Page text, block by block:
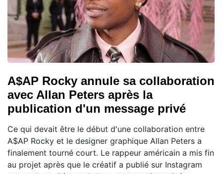
A$AP Rocky annule sa collaboration
avec Allan Peters après la
publication d'un message privé
Ce qui devait être le début d'une collaboration entre
A$AP Rocky et le designer graphique Allan Peters a
finalement tourné court. Le rappeur américain a mis fin
au projet après que le créatif a publié sur Instagram